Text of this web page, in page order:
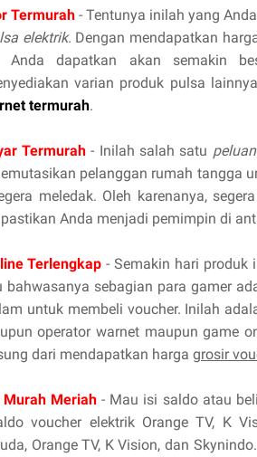
Termurah - Tentunya inilah yang
elektrik. Dengan mendapatkan
Anda dapatkan akan semakin
varian produk pulsa
termurah.
Termurah - Inilah salah satu
pelanggan rumah tangga
meledak. Oleh karenanya,
Anda menjadi pemimpin di
Terlengkap - Semakin hari produk
bahwasanya sebagian para gamer
untuk membeli voucher. Inilah
operator warnet maupun game
dari mendapatkan harga grosir
Murah Meriah- Mau isi saldo atau
voucher elektrik Orange TV, K
Orange TV, K Vision, dan